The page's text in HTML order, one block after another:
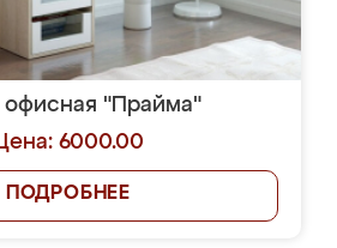
офисная "Прайма"
6000.00
ПОДРОБНЕЕ